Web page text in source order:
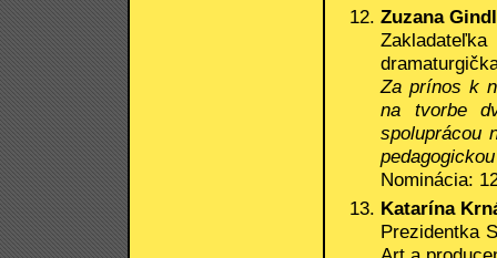
Zuzana
Za prínos k
na tvorbe
spoluprácou
Nominácia:
Katarína
Prezidentka